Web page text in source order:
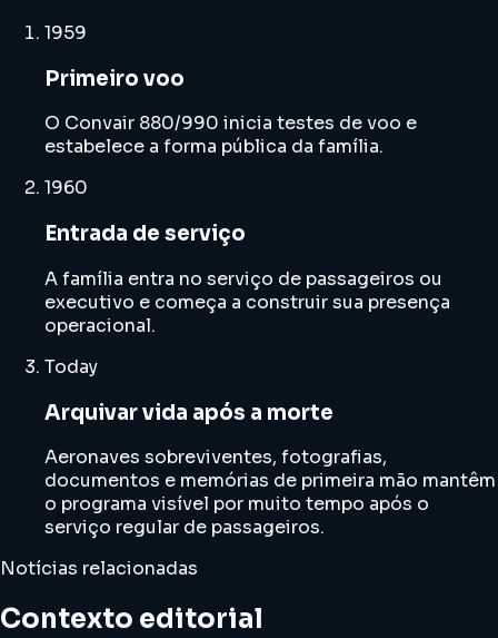
1959
Primeiro voo
O Convair 880/990 inicia testes de voo e
estabelece a forma pública da família.
1960
Entrada de serviço
A família entra no serviço de passageiros ou
executivo e começa a construir sua presença
operacional.
Today
Arquivar vida após a morte
Aeronaves sobreviventes, fotografias,
documentos e memórias de primeira mão mantêm
o programa visível por muito tempo após o
serviço regular de passageiros.
Notícias relacionadas
Contexto editorial